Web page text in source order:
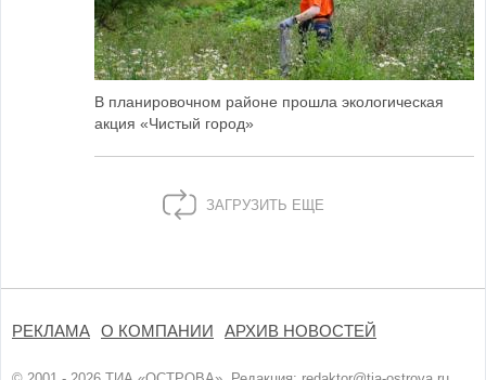
В планировочном районе прошла экологическая
акция «Чистый город»
ЗАГРУЗИТЬ ЕЩЕ
РЕКЛАМА О КОМПАНИИ АРХИВ НОВОСТЕЙ